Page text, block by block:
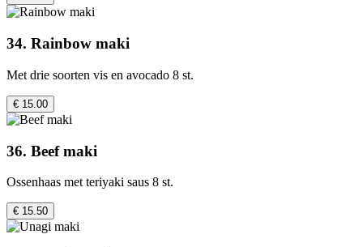
34. Rainbow maki
Met drie soorten vis en avocado 8 st.
€ 15.00
36. Beef maki
Ossenhaas met teriyaki saus 8 st.
€ 15.50